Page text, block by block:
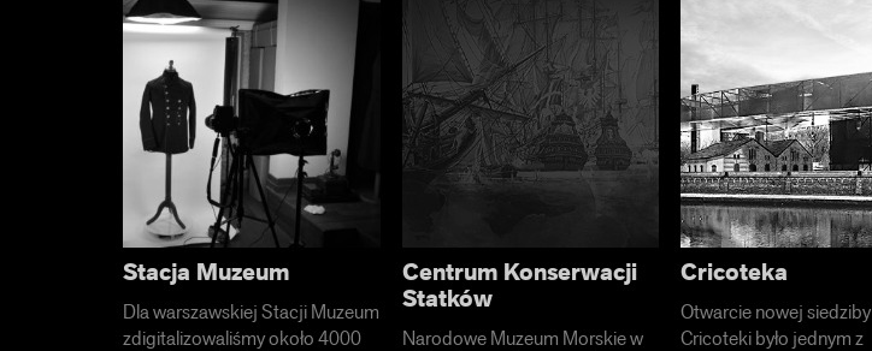
Stacja Muzeum
Dla warszawskiej Stacji Muzeum
zdigitalizowaliśmy około 4000
Centrum Konserwacji
Statków
Narodowe Muzeum Morskie w
Cricoteka
Otwarcie nowej siedziby
Cricoteki było jednym z